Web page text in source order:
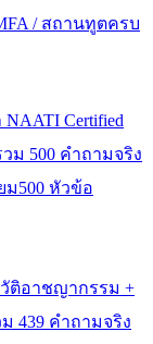
/ สถานทูตครบ
NAATI Certified
วม 500 คำถามจริง
ม500 หัวข้อ
ติอาชญากรรม +
ม 439 คำถามจริง